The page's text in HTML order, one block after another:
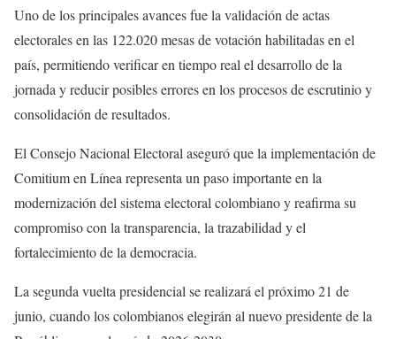
Uno de los principales avances fue la validación de actas
electorales en las 122.020 mesas de votación habilitadas en el
país, permitiendo verificar en tiempo real el desarrollo de la
jornada y reducir posibles errores en los procesos de escrutinio y
consolidación de resultados.
El Consejo Nacional Electoral aseguró que la implementación de
Comitium en Línea representa un paso importante en la
modernización del sistema electoral colombiano y reafirma su
compromiso con la transparencia, la trazabilidad y el
fortalecimiento de la democracia.
La segunda vuelta presidencial se realizará el próximo 21 de
junio, cuando los colombianos elegirán al nuevo presidente de la